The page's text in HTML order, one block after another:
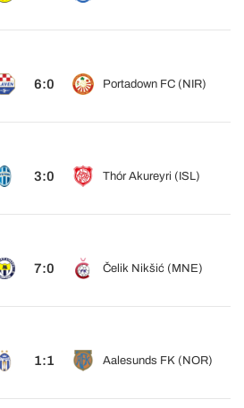
6:0 Portadown FC (NIR)
3:0 Thór Akureyri (ISL)
7:0 Čelik Nikšić (MNE)
1:1 Aalesunds FK (NOR)